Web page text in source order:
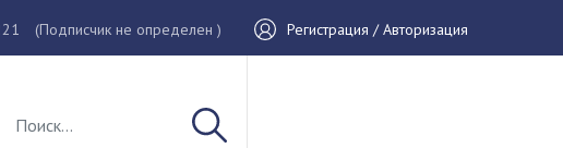
(Подписчик не определен ) Регистрация / Авторизация